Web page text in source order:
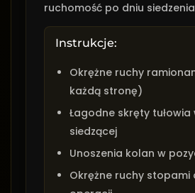
ruchomość po dniu
Instrukcje:
Okrężne ruchy
każdą stronę)
Łagodne skręty tułowia
siedzącej
Unoszenia kolan w
Okrężne ruchy stopami